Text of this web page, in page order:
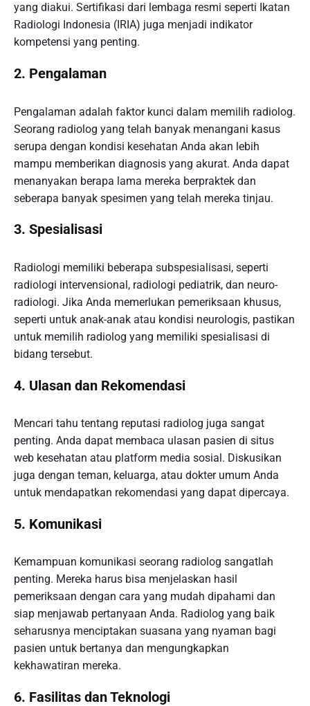
yang diakui. Sertifikasi dari lembaga resmi seperti Ikatan
Radiologi Indonesia (IRIA) juga menjadi indikator
kompetensi yang penting.
2. Pengalaman
Pengalaman adalah faktor kunci dalam memilih radiolog.
Seorang radiolog yang telah banyak menangani kasus
serupa dengan kondisi kesehatan Anda akan lebih
mampu memberikan diagnosis yang akurat. Anda dapat
menanyakan berapa lama mereka berpraktek dan
seberapa banyak spesimen yang telah mereka tinjau.
3. Spesialisasi
Radiologi memiliki beberapa subspesialisasi, seperti
radiologi intervensional, radiologi pediatrik, dan neuro-
radiologi. Jika Anda memerlukan pemeriksaan khusus,
seperti untuk anak-anak atau kondisi neurologis, pastikan
untuk memilih radiolog yang memiliki spesialisasi di
bidang tersebut.
4. Ulasan dan Rekomendasi
Mencari tahu tentang reputasi radiolog juga sangat
penting. Anda dapat membaca ulasan pasien di situs
web kesehatan atau platform media sosial. Diskusikan
juga dengan teman, keluarga, atau dokter umum Anda
untuk mendapatkan rekomendasi yang dapat dipercaya.
5. Komunikasi
Kemampuan komunikasi seorang radiolog sangatlah
penting. Mereka harus bisa menjelaskan hasil
pemeriksaan dengan cara yang mudah dipahami dan
siap menjawab pertanyaan Anda. Radiolog yang baik
seharusnya menciptakan suasana yang nyaman bagi
pasien untuk bertanya dan mengungkapkan
kekhawatiran mereka.
6. Fasilitas dan Teknologi